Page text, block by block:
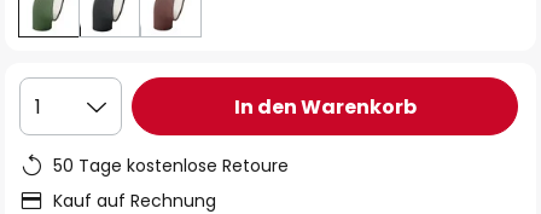
1 In den Warenkorb
50 Tage kostenlose Retoure
Kauf auf Rechnung